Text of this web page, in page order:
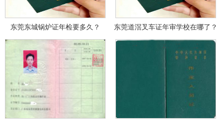
东莞东城锅炉证年检要多久？ 东莞道滘叉车证年审学校在哪了？